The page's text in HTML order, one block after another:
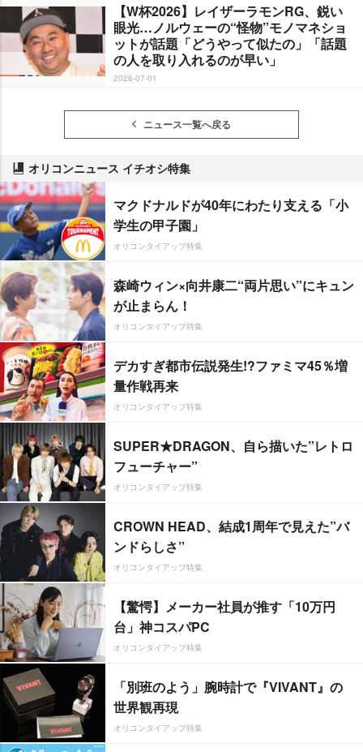
【W杯2026】レイザーラモンRG、鋭い
眼光…ノルウェーの“怪物”モノマネショ
ットが話題「どうやって似たの」「話題
の人を取り入れるのが早い」
2026-07-01
ニュース一覧へ戻る
オリコンニュース イチオシ特集
マクドナルドが40年にわたり支える「小
学生の甲子園」
オリコンタイアップ特集
森崎ウィン×向井康二“両片思い”にキュン
が止まらん！
オリコンタイアップ特集
デカすぎ都市伝説発生!?ファミマ45％増
量作戦再来
オリコンタイアップ特集
SUPER★DRAGON、自ら描いた”レトロ
フューチャー”
オリコンタイアップ特集
CROWN HEAD、結成1周年で見えた”バ
ンドらしさ”
オリコンタイアップ特集
【驚愕】メーカー社員が推す「10万円
台」神コスパPC
オリコンタイアップ特集
「別班のよう」腕時計で『VIVANT』の
世界観再現
オリコンタイアップ特集